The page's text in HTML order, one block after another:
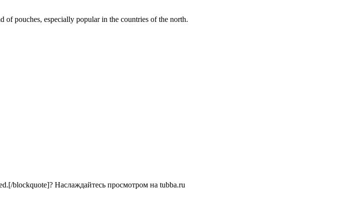
pouches, especially popular in the countries of the north.
blockquote]? Наслаждайтесь просмотром на tubba.ru